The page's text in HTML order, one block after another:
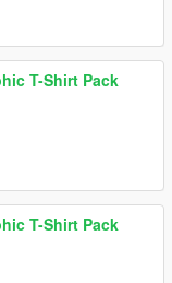
T-Shirt Pack
T-Shirt Pack